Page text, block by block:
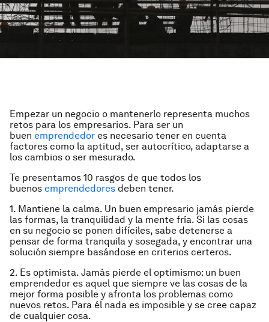
Empezar un negocio o mantenerlo representa muchos
retos para los empresarios. Para ser un
buen emprendedor es necesario tener en cuenta
factores como la aptitud, ser autocrítico, adaptarse a
los cambios o ser mesurado.
Te presentamos 10 rasgos de que todos los
buenos emprendedores deben tener.
1. Mantiene la calma. Un buen empresario jamás pierde
las formas, la tranquilidad y la mente fría. Si las cosas
en su negocio se ponen difíciles, sabe detenerse a
pensar de forma tran­quila y sosegada, y encontrar una
solución siempre basándose en criterios certeros.
2. Es optimista. Jamás pierde el optimismo: un buen
emprendedor es aquel que siempre ve las cosas de la
mejor forma posible y afronta los problemas como
nuevos retos. Para él nada es imposible y se cree capaz
de cualquier cosa.